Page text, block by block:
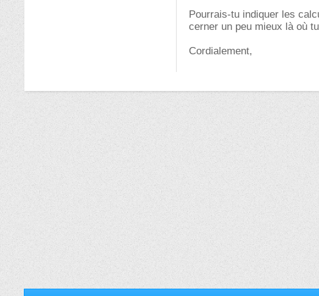
Pourrais-tu indiquer les
cerner un peu mieux là où
Cordialement,